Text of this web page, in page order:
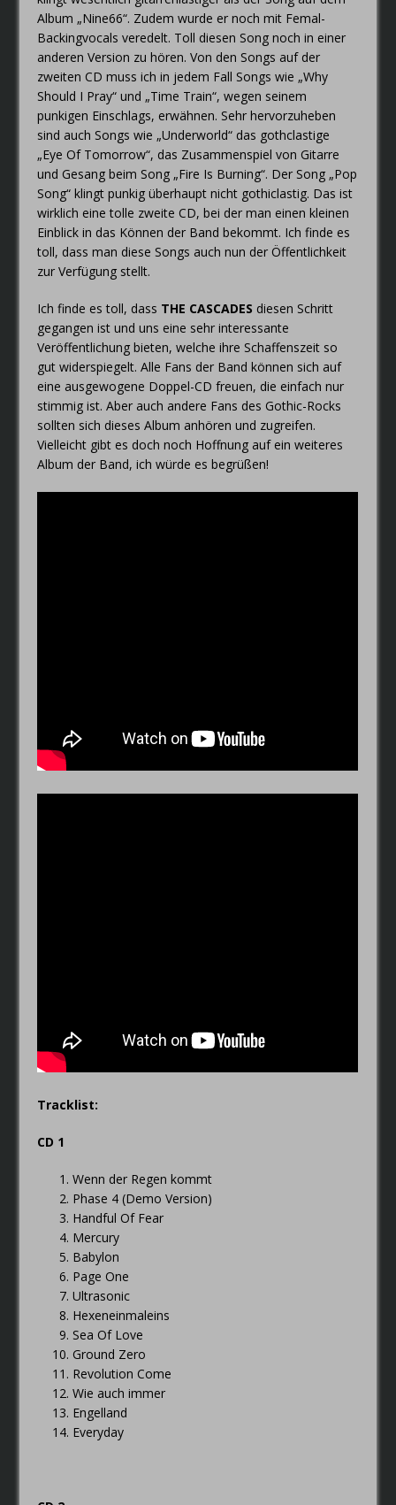
Album „Nine66“. Zudem wurde er noch mit Femal-
Backingvocals veredelt. Toll diesen Song noch in einer
anderen Version zu hören. Von den Songs auf der
zweiten CD muss ich in jedem Fall Songs wie „Why
Should I Pray“ und „Time Train“, wegen seinem
punkigen Einschlags, erwähnen. Sehr hervorzuheben
sind auch Songs wie „Underworld“ das gothclastige
„Eye Of Tomorrow“, das Zusammenspiel von Gitarre
und Gesang beim Song „Fire Is Burning“. Der Song „Pop
Song“ klingt punkig überhaupt nicht gothiclastig. Das ist
wirklich eine tolle zweite CD, bei der man einen kleinen
Einblick in das Können der Band bekommt. Ich finde es
toll, dass man diese Songs auch nun der Öffentlichkeit
zur Verfügung stellt.
Ich finde es toll, dass THE CASCADES diesen Schritt
gegangen ist und uns eine sehr interessante
Veröffentlichung bieten, welche ihre Schaffenszeit so
gut widerspiegelt. Alle Fans der Band können sich auf
eine ausgewogene Doppel-CD freuen, die einfach nur
stimmig ist. Aber auch andere Fans des Gothic-Rocks
sollten sich dieses Album anhören und zugreifen.
Vielleicht gibt es doch noch Hoffnung auf ein weiteres
Album der Band, ich würde es begrüßen!
Tracklist:
CD 1
Wenn der Regen kommt
Phase 4 (Demo Version)
Handful Of Fear
Mercury
Babylon
Page One
Ultrasonic
Hexeneinmaleins
Sea Of Love
Ground Zero
Revolution Come
Wie auch immer
Engelland
Everyday